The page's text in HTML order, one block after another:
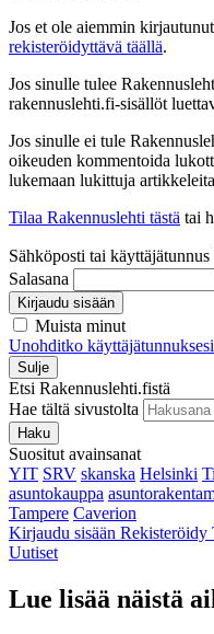
Jos et ole aiemmin
rekisteröidyttävä täällä.
Jos sinulle tulee
rakennuslehti.fi-sisällöt
Jos sinulle ei tule
oikeuden kommentoida
lukemaan lukittuja
Tilaa Rakennuslehti tästä tai
Sähköposti tai käyttäjätunnus
Salasana
Kirjaudu sisään
Muista minut
Unohditko
Sulje
Etsi Rakennuslehti.fistä
Hae tältä sivustolta
Haku
Suositut avainsanat
YIT SRV skanska Helsinki
asuntokauppa
Tampere Caverion
Kirjaudu sisään Rekisteröidy
Uutiset
Lue lisää näistä